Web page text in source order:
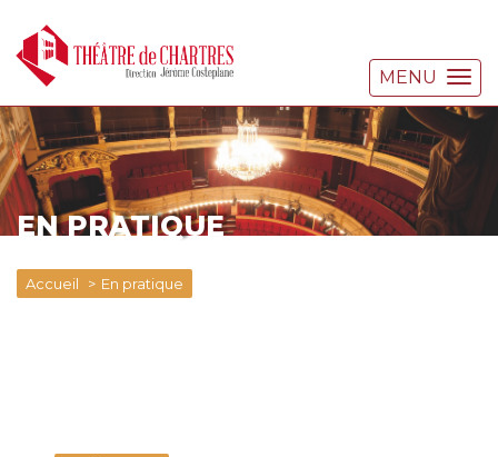
MENU
EN PRATIQUE
Accueil En pratique